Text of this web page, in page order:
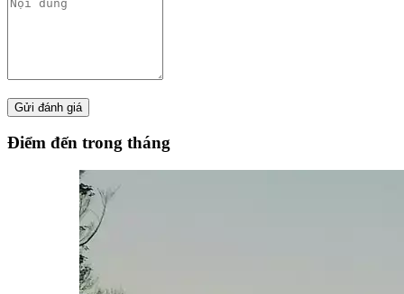
Điểm đến trong tháng